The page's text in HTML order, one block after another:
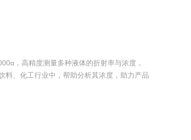
，高精度测量多种液体的折射率与浓度，
料、化工行业中，帮助分析其浓度，助力产品